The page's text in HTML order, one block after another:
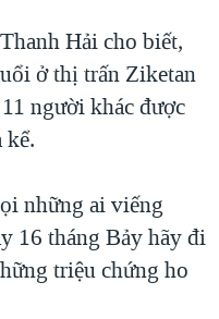
GAZA
THẮNG CUỘC'
Hải cho biết,
ở thị trấn Ziketan
người khác được
kể.
những ai viếng
16 tháng Bảy hãy đi
triệu chứng ho